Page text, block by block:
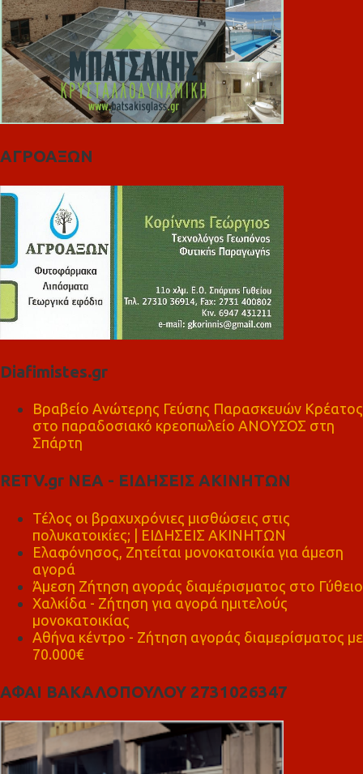
ΑΓΡΟΑΞΩΝ
Diafimistes.gr
Βραβείο Ανώτερης Γεύσης Παρασκευών Κρέατος
στο παραδοσιακό κρεοπωλείο ΑΝΟΥΣΟΣ στη
Σπάρτη
RETV.gr ΝΕΑ - ΕΙΔΗΣΕΙΣ ΑΚΙΝΗΤΩΝ
Τέλος οι βραχυχρόνιες μισθώσεις στις
πολυκατοικίες; | ΕΙΔΗΣΕΙΣ ΑΚΙΝΗΤΩΝ
Ελαφόνησος, Ζητείται μονοκατοικία για άμεση
αγορά
Άμεση Ζήτηση αγοράς διαμέρισματος στο Γύθειο
Χαλκίδα - Ζήτηση για αγορά ημιτελούς
μονοκατοικίας
Αθήνα κέντρο - Ζήτηση αγοράς διαμερίσματος με
70.000€
ΑΦΑΙ ΒΑΚΑΛΟΠΟΥΛΟΥ 2731026347